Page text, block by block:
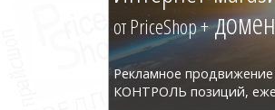
от PriceShop +
Рекламное
КОНТРОЛЬ позиций,